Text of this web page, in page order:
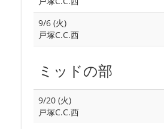
9/6 (火)
戸塚C.C.西
ミッドの部
9/20 (火)
戸塚C.C.西